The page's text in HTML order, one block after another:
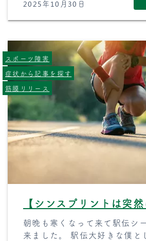
2025年10月30日
【シンスプリントは突然
朝晩も寒くなって来て駅伝シ
来ました。 駅伝大好きな僕と
スポーツ障害
症状から記事を探す
筋膜リリース